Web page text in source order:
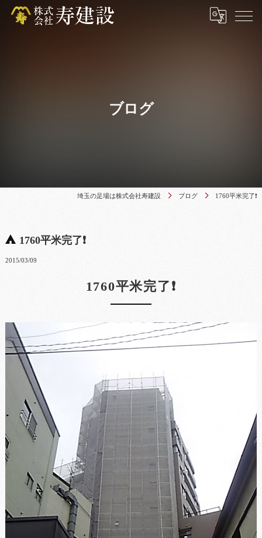
ブログ
埼玉の足場は株式会社寿建設 ブログ 1760平米完了❗
1760平米完了❗
2015/03/09
1760平米完了❗